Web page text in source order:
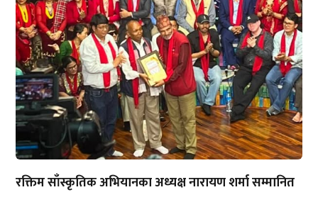
रक्तिम साँस्कृतिक अभियानका अध्यक्ष नारायण शर्मा सम्मानित